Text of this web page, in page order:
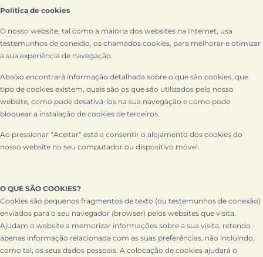
Política de cookies
O nosso website, tal como a maioria dos websites na Internet, usa
testemunhos de conexão, os chamados cookies, para melhorar e otimizar
a sua experiência de navegação.
Abaixo encontrará informação detalhada sobre o que são cookies, que
tipo de cookies existem, quais são os que são utilizados pelo nosso
website, como pode desativá-los na sua navegação e como pode
bloquear a instalação de cookies de terceiros.
Ao pressionar “Aceitar” está a consentir o alojamento dos cookies do
nosso website no seu computador ou dispositivo móvel.
O QUE SÃO COOKIES?
Cookies são pequenos fragmentos de texto (ou testemunhos de conexão)
enviados para o seu navegador (browser) pelos websites que visita.
Ajudam o website a memorizar informações sobre a sua visita, retendo
apenas informação relacionada com as suas preferências, não incluindo,
como tal, os seus dados pessoais. A colocação de cookies ajudará o